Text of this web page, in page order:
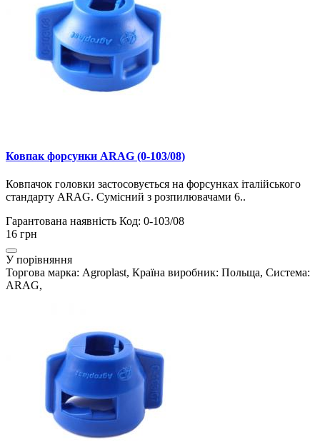
Ковпак форсунки ARAG (0-103/08)
Ковпачок головки застосовується на форсунках італійського
стандарту ARAG. Сумісний з розпилювачами 6..
Гарантована наявність Код: 0-103/08
16 грн
У порівняння
Торгова марка: Agroplast, Країна виробник: Польща, Система:
ARAG,